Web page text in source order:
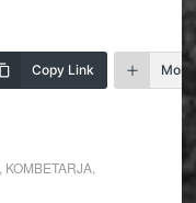
Copy Link More
KOMBETARJA,